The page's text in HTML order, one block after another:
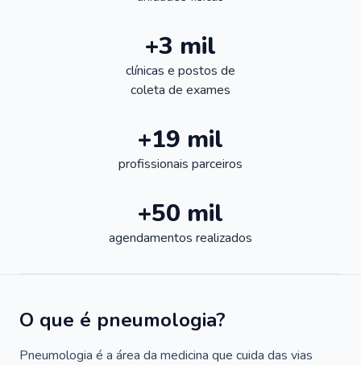
+3 mil
clínicas e postos de
coleta de exames
+19 mil
profissionais parceiros
+50 mil
agendamentos realizados
O que é pneumologia?
Pneumologia é a área da medicina que cuida das vias